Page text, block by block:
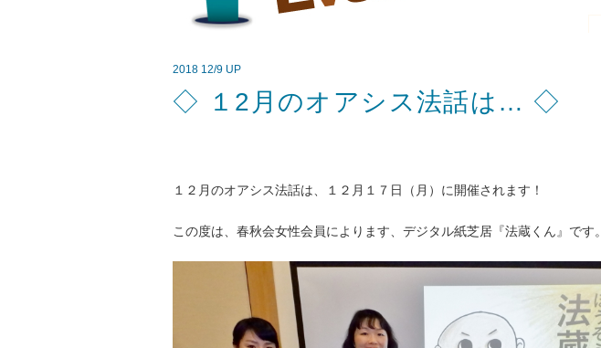
2018 12/9 UP
◇ １2月のオアシス法話は… ◇
１２月のオアシス法話は、１２月１７日（月）に開催されます！
この度は、春秋会女性会員によります、デジタル紙芝居『法蔵くん』です。